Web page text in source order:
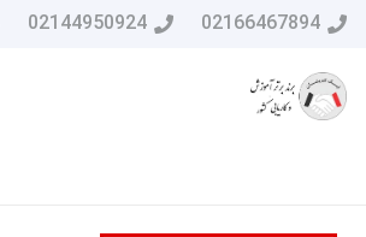
02166467894
02144950924